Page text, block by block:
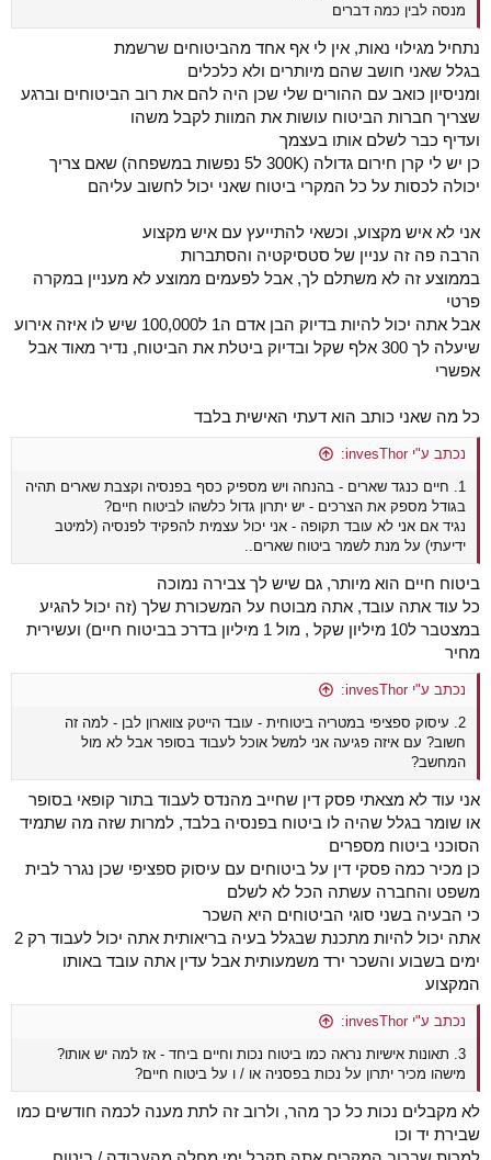
מנסה לבין כמה דברים
נתחיל מגילוי נאות, אין לי אף אחד מהביטוחים שרשמת
בגלל שאני חושב שהם מיותרים ולא כלכלים
ומניסיון כואב עם ההורים שלי שכן היה להם את רוב הביטוחים וברגע
שצריך חברות הביטוח עושות את המוות לקבל משהו
ועדיף כבר לשלם אותו בעצמך
כן יש לי קרן חירום גדולה (300K ל5 נפשות במשפחה) שאם צריך
יכולה לכסות על כל המקרי ביטוח שאני יכול לחשוב עליהם
אני לא איש מקצוע, וכשאי להתייעץ עם איש מקצוע
הרבה פה זה עניין של סטסיקטיה והסתברות
בממוצע זה לא משתלם לך, אבל לפעמים ממוצע לא מעניין במקרה
פרטי
אבל אתה יכול להיות בדיוק הבן אדם ה1 ל100,000 שיש לו איזה אירוע
שיעלה לך 300 אלף שקל ובדיוק ביטלת את הביטוח, נדיר מאוד אבל
אפשרי
כל מה שאני כותב הוא דעתי האישית בלבד
נכתב ע"י invesThor:
1. חיים כנגד שארים - בהנחה ויש מספיק כסף בפנסיה וקצבת שארים תהיה
בגודל מספק את הצרכים - יש יתרון גדול כלשהו לביטוח חיים?
נגיד אם אני לא עובד תקופה - אני יכול עצמית להפקיד לפנסיה (למיטב
ידיעתי) על מנת לשמר ביטוח שארים..
ביטוח חיים הוא מיותר, גם שיש לך צבירה נמוכה
כל עוד אתה עובד, אתה מבוטח על המשכורת שלך (זה יכול להגיע
במצטבר ל10 מיליון שקל , מול 1 מיליון בדרכ בביטוח חיים) ועשירית
מחיר
נכתב ע"י invesThor:
2. עיסוק ספציפי במטריה ביטוחית - עובד הייטק צווארון לבן - למה זה
חשוב? עם איזה פגיעה אני למשל אוכל לעבוד בסופר אבל לא מול
המחשב?
אני עוד לא מצאתי פסק דין שחייב מהנדס לעבוד בתור קופאי בסופר
או שומר בגלל שהיה לו ביטוח בפנסיה בלבד, למרות שזה מה שתמיד
הסוכני ביטוח מספרים
כן מכיר כמה פסקי דין על ביטוחים עם עיסוק ספציפי שכן נגרר לבית
משפט והחברה עשתה הכל לא לשלם
כי הבעיה בשני סוגי הביטוחים היא השכר
אתה יכול להיות מתכנת שבגלל בעיה בריאותית אתה יכול לעבוד רק 2
ימים בשבוע והשכר ירד משמעותית אבל עדין אתה עובד באותו
המקצוע
נכתב ע"י invesThor:
3. תאונות אישיות נראה כמו ביטוח נכות וחיים ביחד - אז למה יש אותו?
מישהו מכיר יתרון על נכות בפסניה או / ו על ביטוח חיים?
לא מקבלים נכות כל כך מהר, ולרוב זה לתת מענה לכמה חודשים כמו
שבירת יד וכו